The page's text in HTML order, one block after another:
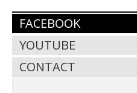
FACEBOOK
YOUTUBE
CONTACT